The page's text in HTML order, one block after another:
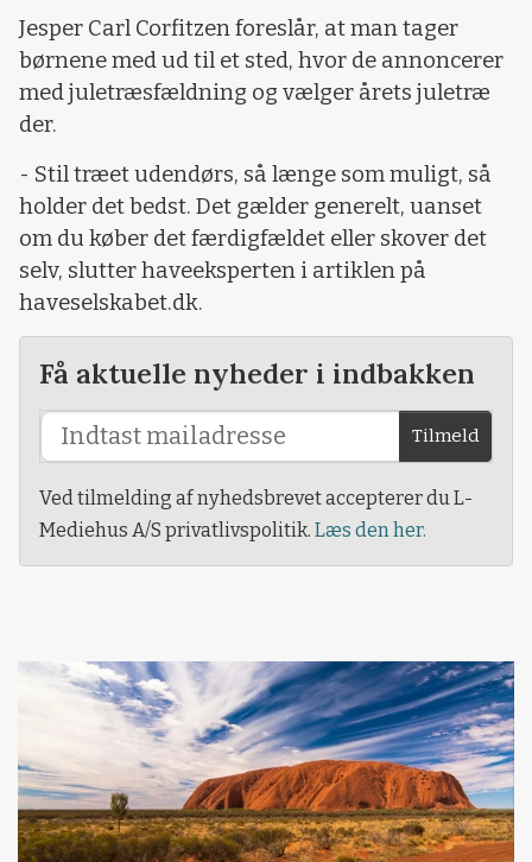
Jesper Carl Corfitzen foreslår, at man tager
børnene med ud til et sted, hvor de annoncerer
med juletræsfældning og vælger årets juletræ
der.
- Stil træet udendørs, så længe som muligt, så
holder det bedst. Det gælder generelt, uanset
om du køber det færdigfældet eller skover det
selv, slutter haveeksperten i artiklen på
haveselskabet.dk.
Få aktuelle nyheder i indbakken
Tilmeld
Ved tilmelding af nyhedsbrevet accepterer du L-
Mediehus A/S privatlivspolitik. Læs den her.